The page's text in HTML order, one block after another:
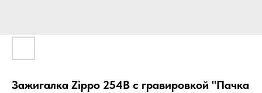
Зажигалка Zippo 254B с гравировкой "Пачка